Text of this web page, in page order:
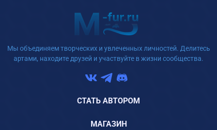
Мы объединяем творческих и увлеченных личностей. Делитесь
артами, находите друзей и участвуйте в жизни сообщества.
СТАТЬ АВТОРОМ
МАГАЗИН